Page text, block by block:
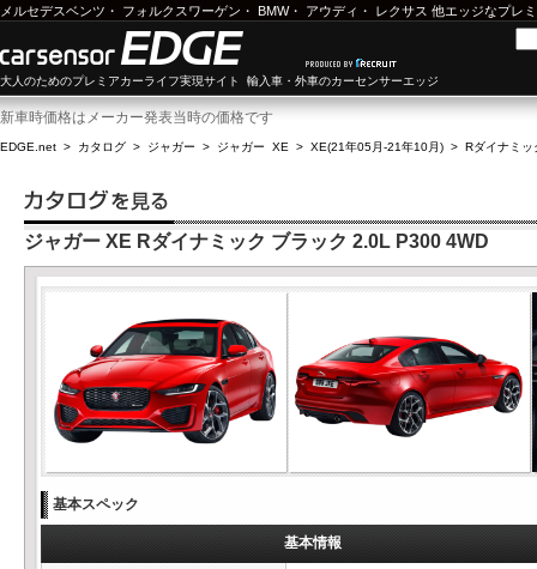
メルセデスベンツ ・ フォルクスワーゲン ・ BMW・ アウディ ・ レクサス 他エッジなプレ
大人のためのプレミアカーライフ実現サイト 輸入車・外車のカーセンサーエッジ
新車時価格はメーカー発表当時の価格です
EDGE.net > カタログ > ジャガー > ジャガー XE > XE(21年05月-21年10月) > Rダイナミ
ジャガー XE Rダイナミック ブラック 2.0L P300 4WD
基本スペック
基本情報